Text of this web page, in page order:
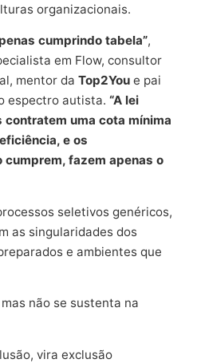
organizacionais.
cumprindo tabela”,
em Flow, consultor
mentor da Top2You e pai
espectro autista. “A lei
uma cota mínima
e os
fazem apenas o
seletivos genéricos,
as singularidades dos
e ambientes que
não se sustenta na
vira exclusão